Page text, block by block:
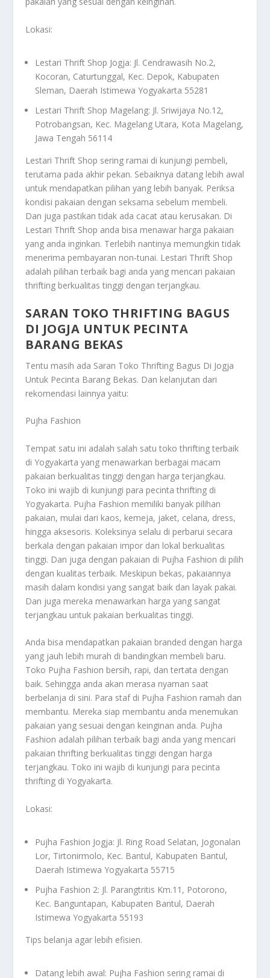
Lokasi:
Lestari Thrift Shop Jogja: Jl. Cendrawasih No.2,
Kocoran, Caturtunggal, Kec. Depok, Kabupaten
Sleman, Daerah Istimewa Yogyakarta 55281
Lestari Thrift Shop Magelang: Jl. Sriwijaya No.12,
Potrobangsan, Kec. Magelang Utara, Kota Magelang,
Jawa Tengah 56114
Lestari Thrift Shop sering ramai di kunjungi pembeli,
terutama pada akhir pekan. Sebaiknya datang lebih awal
untuk mendapatkan pilihan yang lebih banyak. Periksa
kondisi pakaian dengan seksama sebelum membeli.
Dan juga pastikan tidak ada cacat atau kerusakan. Di
Lestari Thrift Shop anda bisa menawar harga pakaian
yang anda inginkan. Terlebih nantinya memungkin tidak
menerima pembayaran non-tunai. Lestari Thrift Shop
adalah pilihan terbaik bagi anda yang mencari pakaian
thrifting berkualitas tinggi dengan terjangkau.
SARAN TOKO THRIFTING BAGUS
DI JOGJA UNTUK PECINTA
BARANG BEKAS
Tentu masih ada Saran Toko Thrifting Bagus Di Jogja
Untuk Pecinta Barang Bekas. Dan kelanjutan dari
rekomendasi lainnya yaitu:
Pujha Fashion
Tempat satu ini adalah salah satu toko thrifting terbaik
di Yogyakarta yang menawarkan berbagai macam
pakaian berkualitas tinggi dengan harga terjangkau.
Toko ini wajib di kunjungi para pecinta thrifting di
Yogyakarta. Pujha Fashion memiliki banyak pilihan
pakaian, mulai dari kaos, kemeja, jaket, celana, dress,
hingga aksesoris. Koleksinya selalu di perbarui secara
berkala dengan pakaian impor dan lokal berkualitas
tinggi. Dan juga dengan pakaian di Pujha Fashion di pilih
dengan kualitas terbaik. Meskipun bekas, pakaiannya
masih dalam kondisi yang sangat baik dan layak pakai.
Dan juga mereka menawarkan harga yang sangat
terjangkau untuk pakaian berkualitas tinggi.
Anda bisa mendapatkan pakaian branded dengan harga
yang jauh lebih murah di bandingkan membeli baru.
Toko Pujha Fashion bersih, rapi, dan tertata dengan
baik. Sehingga anda akan merasa nyaman saat
berbelanja di sini. Para staf di Pujha Fashion ramah dan
membantu. Mereka siap membantu anda menemukan
pakaian yang sesuai dengan keinginan anda. Pujha
Fashion adalah pilihan terbaik bagi anda yang mencari
pakaian thrifting berkualitas tinggi dengan harga
terjangkau. Toko ini wajib di kunjungi para pecinta
thrifting di Yogyakarta.
Lokasi:
Pujha Fashion Jogja: Jl. Ring Road Selatan, Jogonalan
Lor, Tirtonirmolo, Kec. Bantul, Kabupaten Bantul,
Daerah Istimewa Yogyakarta 55715
Pujha Fashion 2: Jl. Parangtritis Km.11, Potorono,
Kec. Banguntapan, Kabupaten Bantul, Daerah
Istimewa Yogyakarta 55193
Tips belanja agar lebih efisien.
Datang lebih awal: Pujha Fashion sering ramai di